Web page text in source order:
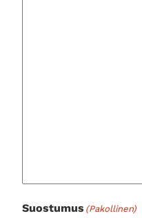
Suostumus (Pakollinen)